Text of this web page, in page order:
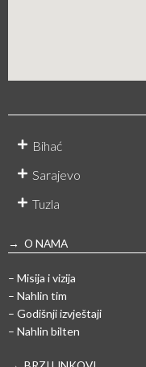
Bihać
Sarajevo
Tuzla
→ O NAMA
– Misija i vizija
– Nahlin tim
– Godišnji izvještaji
– Nahlin bilten